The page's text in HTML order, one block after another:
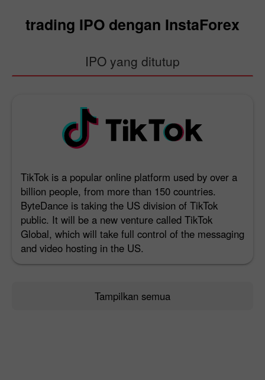
trading IPO dengan InstaForex
IPO yang ditutup
TikTok is a popular online platform used by over a
billion people, from more than 150 countries.
ByteDance is taking the US division of TikTok
public. It will be a new venture called TikTok
Global, which will take full control of the messaging
and video hosting in the US.
Tampilkan semua